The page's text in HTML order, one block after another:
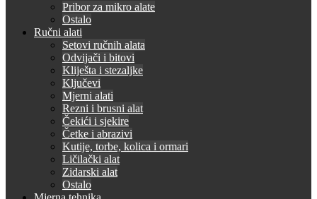
Pribor za mikro alate
Ostalo
Ručni alati
Setovi ručnih alata
Odvijači i bitovi
Kliješta i stezaljke
Ključevi
Mjerni alati
Rezni i brusni alat
Čekići i sjekire
Četke i abrazivi
Kutije, torbe, kolica i ormari
Ličilački alat
Zidarski alat
Ostalo